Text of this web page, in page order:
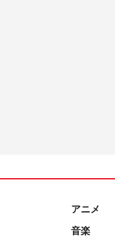
アニメ
音楽